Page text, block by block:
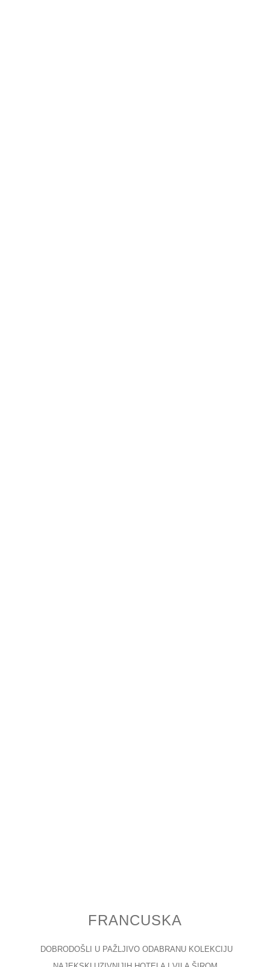
FRANCUSKA
DOBRODOŠLI U PAŽLJIVO ODABRANU KOLEKCIJU